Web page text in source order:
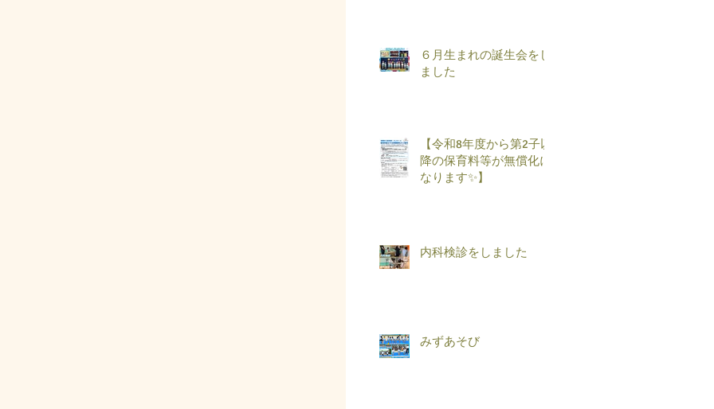
６月生まれの誕生会をし
ました
【令和8年度から第2子以
降の保育料等が無償化に
なります✨】
内科検診をしました
みずあそび